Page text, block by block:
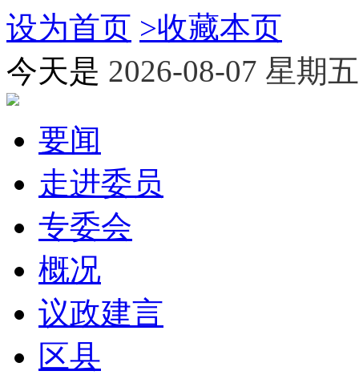
设为首页 >收藏本页
今天是 2026-08-07 星期五
要闻
走进委员
专委会
概况
议政建言
区县